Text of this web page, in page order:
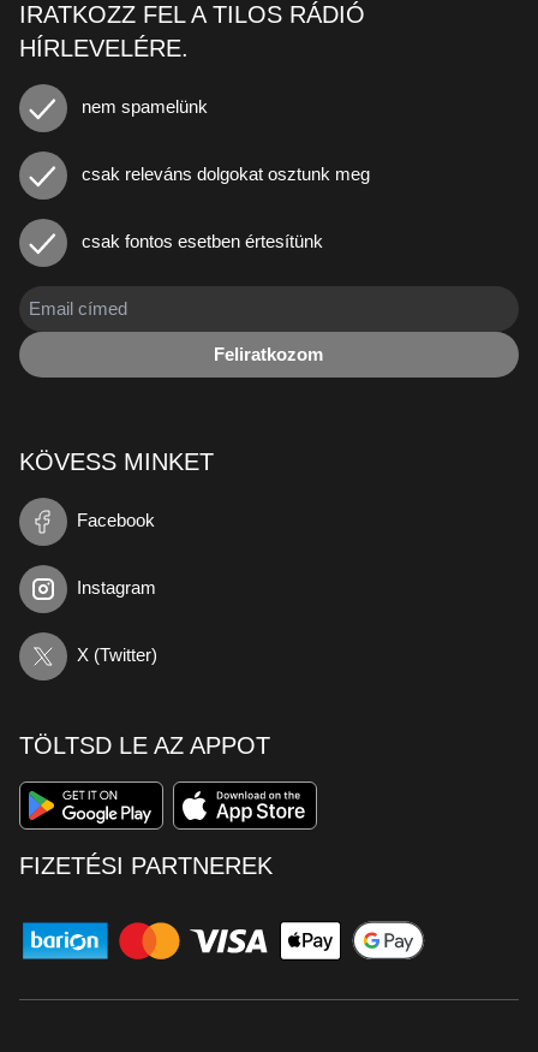
IRATKOZZ FEL A TILOS RÁDIÓ
HÍRLEVELÉRE.
nem spamelünk
csak releváns dolgokat osztunk meg
csak fontos esetben értesítünk
Feliratkozom
KÖVESS MINKET
Facebook
Instagram
X (Twitter)
TÖLTSD LE AZ APPOT
FIZETÉSI PARTNEREK